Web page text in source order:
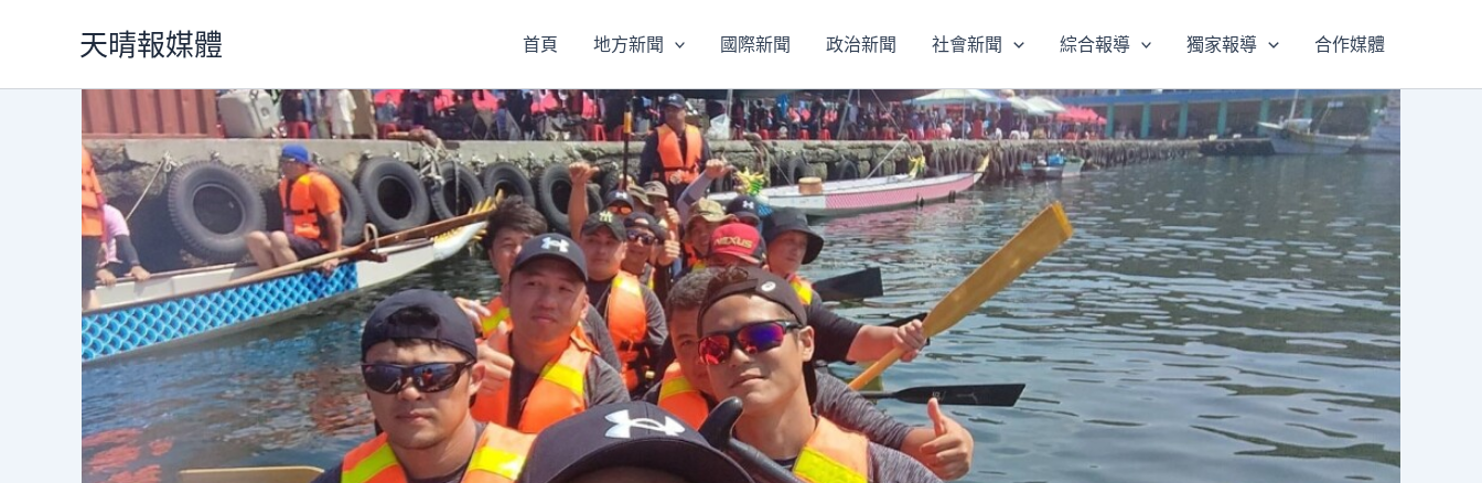
天晴報媒體 首頁 地方新聞 國際新聞 政治新聞 社會新聞 綜合報導 獨家報導 合作媒體